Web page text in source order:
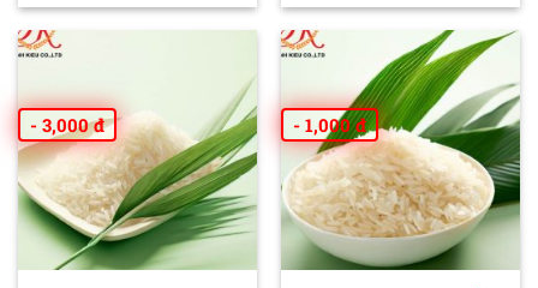
là:
hiện
17,000 đ.
19,000 đ.
tại
là:
18,000 đ.
- 3,000 đ - 1,000 đ